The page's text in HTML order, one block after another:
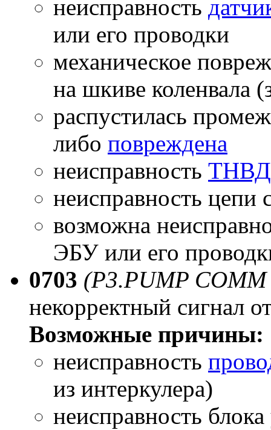
неисправность
или его проводки
механическое
на шкиве коленвала
распустилась
либо повреждена
неисправность ТНВД
неисправность
возможна
ЭБУ или его
0703 (P3.PUMP
некорректный сигнал
Возможные причины:
неисправность
из интеркулера)
неисправность